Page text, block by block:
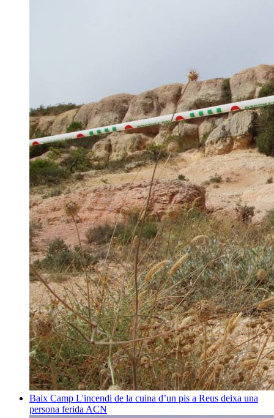
Baix Camp L'incendi de la cuina d’un pis a Reus deixa una
persona ferida ACN